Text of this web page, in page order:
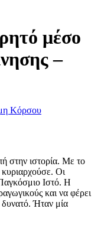
μέσο
–
Κόρσου
στην ιστορία. Με το
Οι
Ιστό. Η
και να φέρει
δυνατό. Ήταν μία